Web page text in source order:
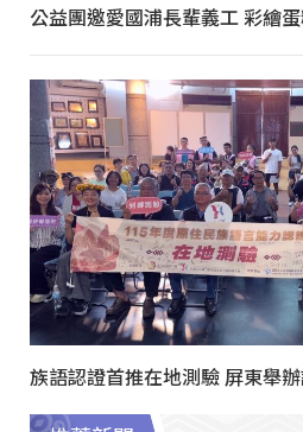
公益團邀愛國浦長輩義工 彩繪
族語認證首推在地測驗 屏東舉